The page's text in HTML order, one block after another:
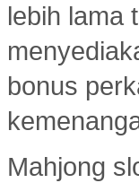
lebih lama
bonus
Mahjong